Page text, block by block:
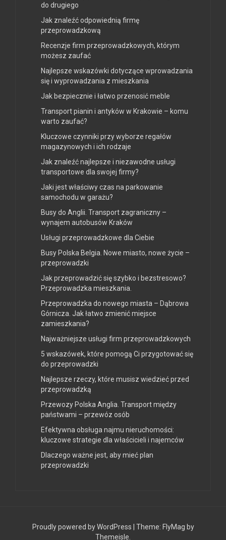
do drugiego
Jak znaleźć odpowiednią firmę
przeprowadzkową
Recenzje firm przeprowadzkowych, którym
możesz zaufać
Najlepsze wskazówki dotyczące wprowadzania
się i wyprowadzania z mieszkania
Jak bezpiecznie i łatwo przenosić meble
Transport pianin i antyków w Krakowie – komu
warto zaufać?
Kluczowe czynniki przy wyborze regałów
magazynowych i ich rodzaje
Jak znaleźć najlepsze i niezawodne usługi
transportowe dla swojej firmy?
Jaki jest właściwy czas na parkowanie
samochodu w garażu?
Busy do Anglii. Transport zagraniczny –
wynajem autobusów Kraków
Usługi przeprowadzkowe dla Ciebie
Busy Polska Belgia. Nowe miasto, nowe życie –
przeprowadzki
Jak przeprowadzić się szybko i bezstresowo?
Przeprowadzka mieszkania.
Przeprowadzka do nowego miasta – Dąbrowa
Górnicza. Jak łatwo zmienić miejsce
zamieszkania?
Najważniejsze usługi firm przeprowadzkowych
5 wskazówek, które pomogą Ci przygotować się
do przeprowadzki
Najlepsze rzeczy, które musisz wiedzieć przed
przeprowadzką
Przewozy Polska Anglia. Transport między
państwami – przewóz osób
Efektywna obsługa najmu nieruchomości:
kluczowe strategie dla właścicieli i najemców
Dlaczego ważne jest, aby mieć plan
przeprowadzki
Proudly powered by WordPress Theme: FlyMag by
Themeisle.